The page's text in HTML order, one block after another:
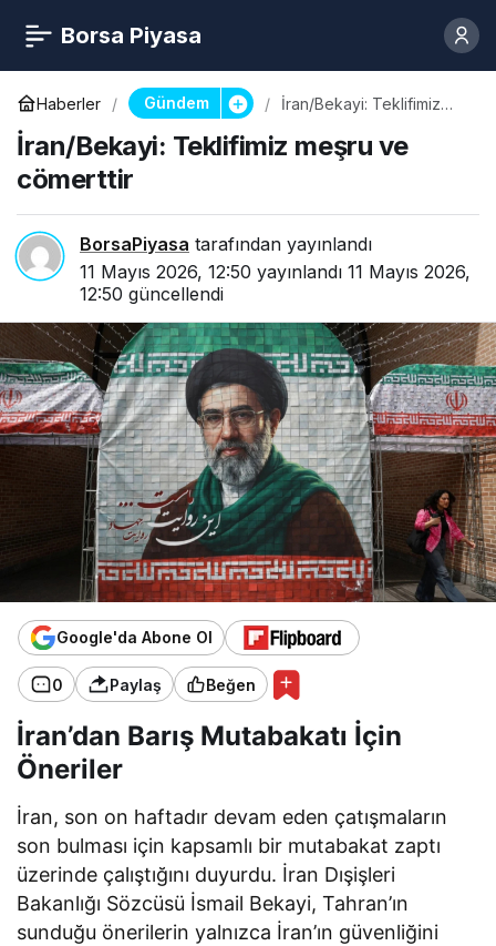
Borsa Piyasa
Haberler Gündem
İran/Bekayi: Teklifimiz
İran/Bekayi: Teklifimiz meşru ve
cömerttir
BorsaPiyasa tarafından yayınlandı
11 Mayıs 2026, 12:50 yayınlandı 11 Mayıs 2026,
12:50 güncellendi
Google'da Abone Ol
0 Paylaş Beğen
İran’dan Barış Mutabakatı İçin
Öneriler
İran, son on haftadır devam eden çatışmaların
son bulması için kapsamlı bir mutabakat zaptı
üzerinde çalıştığını duyurdu. İran Dışişleri
Bakanlığı Sözcüsü İsmail Bekayi, Tahran’ın
sunduğu önerilerin yalnızca İran’ın güvenliğini